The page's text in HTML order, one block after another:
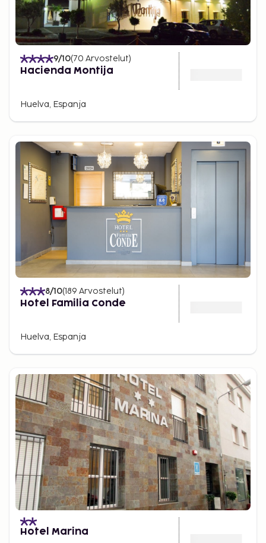
9/10(70 Arvostelut)
Hacienda Montija
Huelva, Espanja
8/10(189 Arvostelut)
Hotel Familia Conde
Huelva, Espanja
Hotel Marina